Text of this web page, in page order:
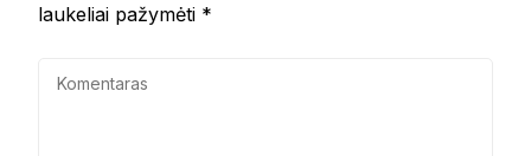
laukeliai pažymėti *